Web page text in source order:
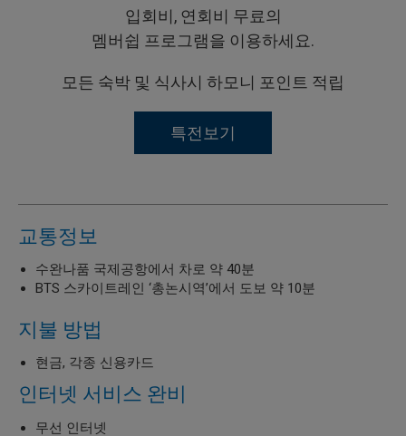
입회비, 연회비 무료의
멤버쉽 프로그램을 이용하세요.
모든 숙박 및 식사시 하모니 포인트 적립
특전보기
교통정보
수완나품 국제공항에서 차로 약 40분
BTS 스카이트레인 ‘총논시역’에서 도보 약 10분
지불 방법
현금, 각종 신용카드
인터넷 서비스 완비
무선 인터넷